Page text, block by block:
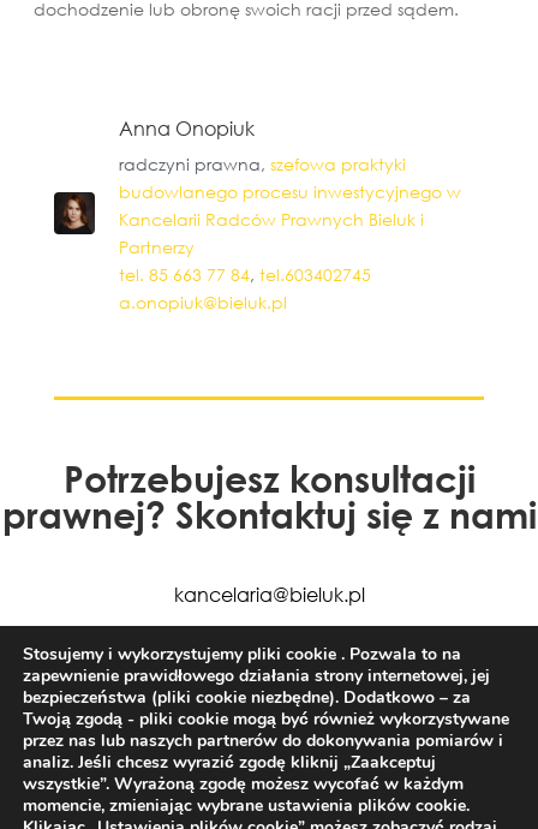
dochodzenie lub obronę swoich racji przed sądem.
Anna Onopiuk
radczyni prawna,szefowa praktyki
budowlanego procesu inwestycyjnego w
Kancelarii Radców Prawnych Bieluk i
Partnerzy
tel. 85 663 77 84,tel.603402745
a.onopiuk@bieluk.pl
Potrzebujesz konsultacji
prawnej? Skontaktuj się z nami
kancelaria@bieluk.pl
Kancelaria Radców Prawnych Bieluk i Partnerzy
Stosujemy i wykorzystujemy pliki cookie . Pozwala to na
zapewnienie prawidłowego działania strony internetowej, jej
bezpieczeństwa (pliki cookie niezbędne). Dodatkowo – za
Twoją zgodą - pliki cookie mogą być również wykorzystywane
przez nas lub naszych partnerów do dokonywania pomiarów i
analiz. Jeśli chcesz wyrazić zgodę kliknij „Zaakceptuj
wszystkie”. Wyrażoną zgodę możesz wycofać w każdym
momencie, zmieniając wybrane ustawienia plików cookie.